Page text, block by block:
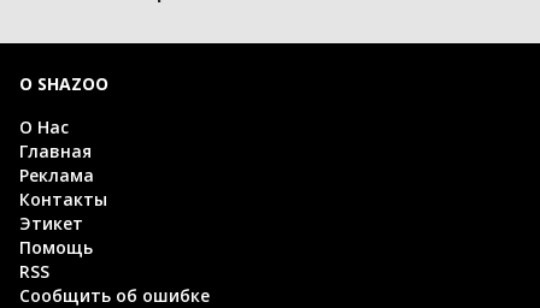
О SHAZOO
О Нас
Главная
Реклама
Контакты
Этикет
Помощь
RSS
Сообщить об ошибке